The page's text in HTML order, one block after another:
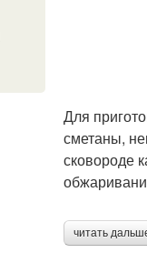
Для
сметаны,
сковороде
читать